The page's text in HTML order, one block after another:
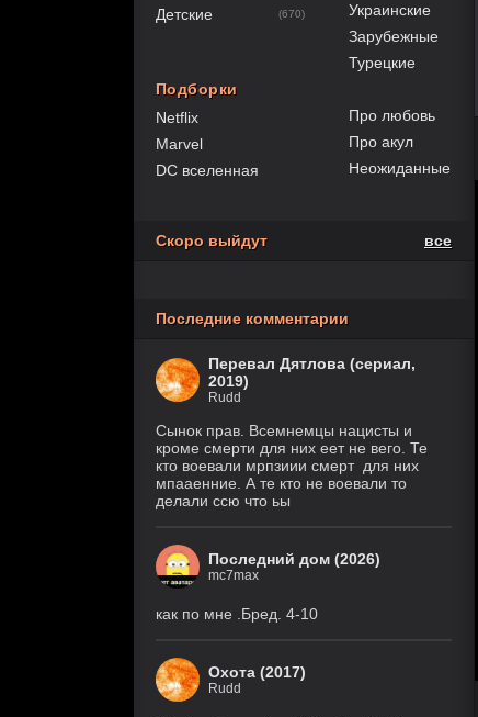
Детские (670)
Подборки
Netflix
Marvel
DC вселенная
Украинские
Зарубежные
Турецкие
Про любовь
Про акул
Неожиданные
Скоро выйдут все
Последние комментарии
Перевал Дятлова (сериал,
2019)
Rudd
Сынок прав. Всемнемцы нацисты и
кроме смерти для них еет не вего. Те
кто воевали мрпзиии смерт для них
мпааенние. А те кто не воевали то
делали ссю что ьы
Последний дом (2026)
mc7max
как по мне .Бред. 4-10
Охота (2017)
Rudd